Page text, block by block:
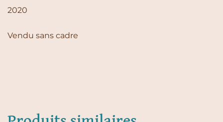
2020
Vendu sans cadre